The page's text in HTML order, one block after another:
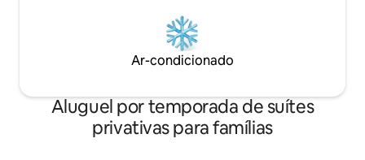
Ar-condicionado
Aluguel por temporada de suítes
privativas para famílias